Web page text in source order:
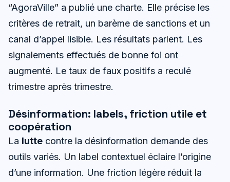
“AgoraVille” a publié une charte. Elle précise les
critères de retrait, un barème de sanctions et un
canal d’appel lisible. Les résultats parlent. Les
signalements effectués de bonne foi ont
augmenté. Le taux de faux positifs a reculé
trimestre après trimestre.
Désinformation: labels, friction utile et
coopération
La lutte contre la désinformation demande des
outils variés. Un label contextuel éclaire l’origine
d’une information. Une friction légère réduit la